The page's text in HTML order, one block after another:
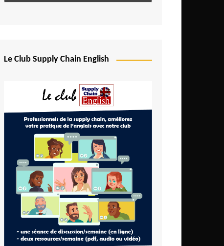
Le Club Supply Chain English